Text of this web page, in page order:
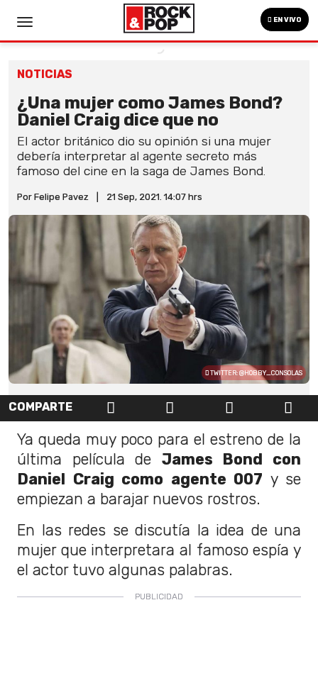
EN VIVO
NOTICIAS
¿Una mujer como James Bond?
Daniel Craig dice que no
El actor británico dio su opinión si una mujer
debería interpretar al agente secreto más
famoso del cine en la saga de James Bond.
Por Felipe Pavez 21 Sep, 2021. 14:07 hrs
TWITTER: @HOBBY_CONSOLAS
COMPARTE
Ya queda muy poco para el estreno de la
última película de James Bond con
Daniel Craig como agente 007 y se
empiezan a barajar nuevos rostros.
En las redes se discutía la idea de una
mujer que interpretara al famoso espía y
el actor tuvo algunas palabras.